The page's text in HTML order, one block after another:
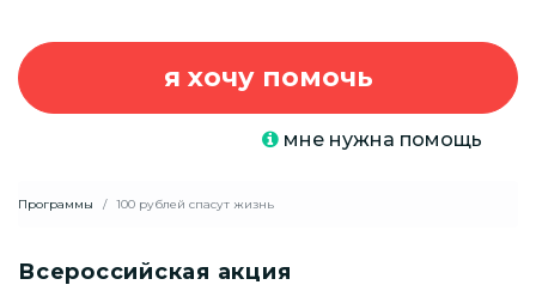
я хочу помочь
мне нужна помощь
Программы 100 рублей спасут жизнь
Всероссийская акция